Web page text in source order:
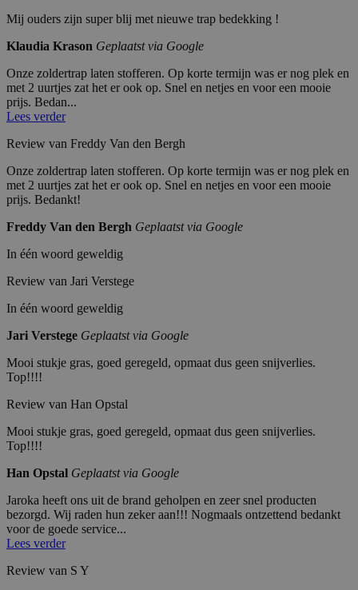
Mij ouders zijn super blij met nieuwe trap bedekking !
Klaudia Krason Geplaatst via Google
Onze zoldertrap laten stofferen. Op korte termijn was er nog plek en
met 2 uurtjes zat het er ook op. Snel en netjes en voor een mooie
prijs. Bedan...
Lees verder
Review van Freddy Van den Bergh
Onze zoldertrap laten stofferen. Op korte termijn was er nog plek en
met 2 uurtjes zat het er ook op. Snel en netjes en voor een mooie
prijs. Bedankt!
Freddy Van den Bergh Geplaatst via Google
In één woord geweldig
Review van Jari Verstege
In één woord geweldig
Jari Verstege Geplaatst via Google
Mooi stukje gras, goed geregeld, opmaat dus geen snijverlies.
Top!!!!
Review van Han Opstal
Mooi stukje gras, goed geregeld, opmaat dus geen snijverlies.
Top!!!!
Han Opstal Geplaatst via Google
Jaroka heeft ons uit de brand geholpen en zeer snel producten
bezorgd. Wij raden hun zeker aan!!! Nogmaals ontzettend bedankt
voor de goede service...
Lees verder
Review van S Y